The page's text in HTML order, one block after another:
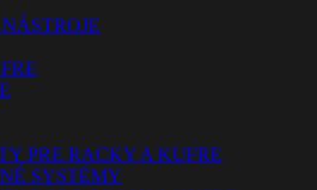
PRE RACKY A KUFRE
SYSTÉMY